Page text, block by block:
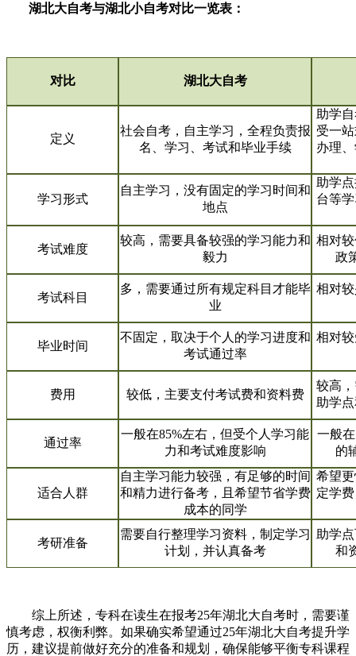
湖北大自考与湖北小自考对比一览表：
对比 湖北大自考
定义
社会自考，自主学习，全程负责报
名、学习、考试和毕业手续
助学
受一
办理
学习形式
自主学习，没有固定的学习时间和
地点
助学
台等
考试难度
较高，需要具备较强的学习能力和
毅力
相对
政
考试科目
多，需要通过所有规定科目才能毕
业
相对
毕业时间
不固定，取决于个人的学习进度和
考试通过率
相对
费用 较低，主要支付考试费和资料费
较高
助学
通过率
一般在85%左右，但受个人学习能
力和考试难度影响
一般
的
适合人群
自主学习能力较强，有足够的时间
和精力进行备考，且希望节省学费
成本的同学
希望
定学
考研准备
需要自行整理学习资料，制定学习
计划，并认真备考
助学
和
综上所述，专科在读生在报考25年湖北大自考时，需要谨
慎考虑，权衡利弊。如果确实希望通过25年湖北大自考提升学
历，建议提前做好充分的准备和规划，确保能够平衡专科课程